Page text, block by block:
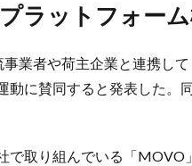
プラットフォー
業者や荷主企業と連携し
動に賛同すると発表した。
で取り組んでいる「MOVO